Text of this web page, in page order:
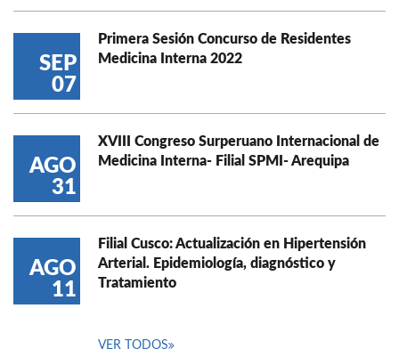
SEP
07
Primera Sesión Concurso de Residentes
Medicina Interna 2022
AGO
31
XVIII Congreso Surperuano Internacional de
Medicina Interna- Filial SPMI- Arequipa
AGO
11
Filial Cusco: Actualización en Hipertensión
Arterial. Epidemiología, diagnóstico y
Tratamiento
VER TODOS